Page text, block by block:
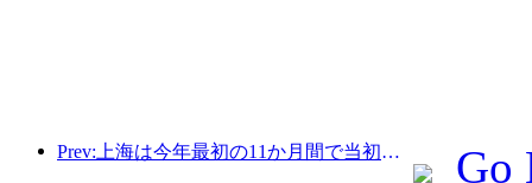
Prev:上海は今年最初の11か月間で当初の予想を上回る828万2千人の観光客を受け入れた。
Go